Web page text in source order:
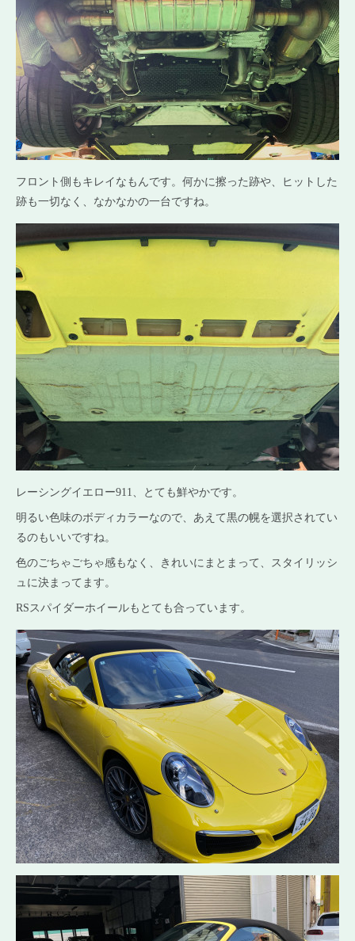
フロント側もキレイなもんです。何かに擦った跡や、ヒットした
跡も一切なく、なかなかの一台ですね。
レーシングイエロー911、とても鮮やかです。
明るい色味のボディカラーなので、あえて黒の幌を選択されてい
るのもいいですね。
色のごちゃごちゃ感もなく、きれいにまとまって、スタイリッシ
ュに決まってます。
RSスパイダーホイールもとても合っています。